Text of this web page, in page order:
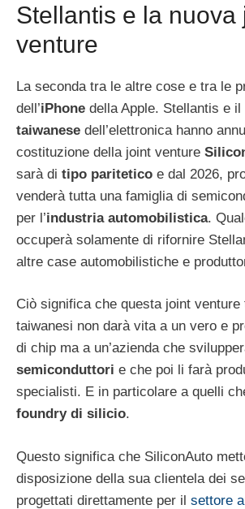
Stellantis e la nuova
venture
La seconda tra le altre cose e tra le
dell’iPhone della Apple. Stellantis e il
taiwanese dell’elettronica hanno
costituzione della joint venture
sarà di tipo paritetico e dal 2026,
venderà tutta una famiglia di
per l’industria automobilistica.
occuperà solamente di rifornire
altre case automobilistiche e
Ciò significa che questa joint
taiwanesi non darà vita a un vero e
di chip ma a un’azienda che
semiconduttori e che poi li farà
specialisti. E in particolare a quelli
foundry di silicio.
Questo significa che SiliconAuto
disposizione della sua clientela dei
progettati direttamente per il settore